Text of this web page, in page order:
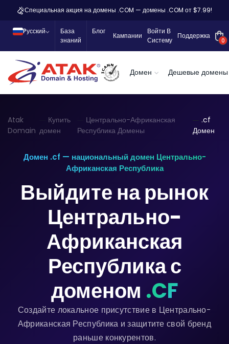
Специальная акция на домены .COM — домены .COM от $7.99!
Pусский
База
знаний
Блог
Кампании
Войти В
Систему
Поддержка
0
Домен Дешевые домены
Atak
Domain
Купить
домен
Центрально-Африканская
Республика Домены
.cf
Домен
Домен .cf — национальный домен Центрально-
Африканская Республика
Выйдите на рынок
Центрально-
Африканская
Республика с
доменом .CF
Создайте локальное присутствие в Центрально-
Африканская Республика и защитите свой бренд
раньше конкурентов.